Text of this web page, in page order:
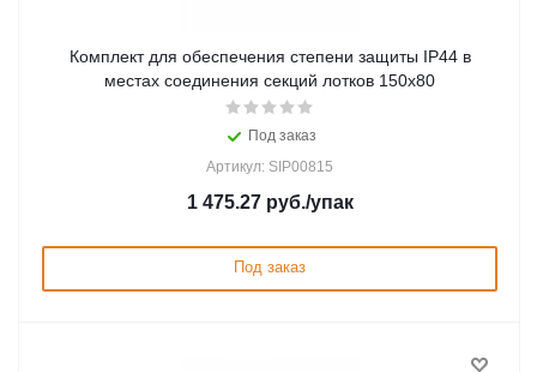
Комплект для обеспечения степени защиты IP44 в
местах соединения секций лотков 150х80
Под заказ
Артикул: SIP00815
1 475.27руб./упак
Под заказ